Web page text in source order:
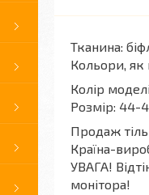
Тканина:
Кольори, як
Колір
Розмір: 44-
Продаж
Країна-
УВАГА!
монітора!